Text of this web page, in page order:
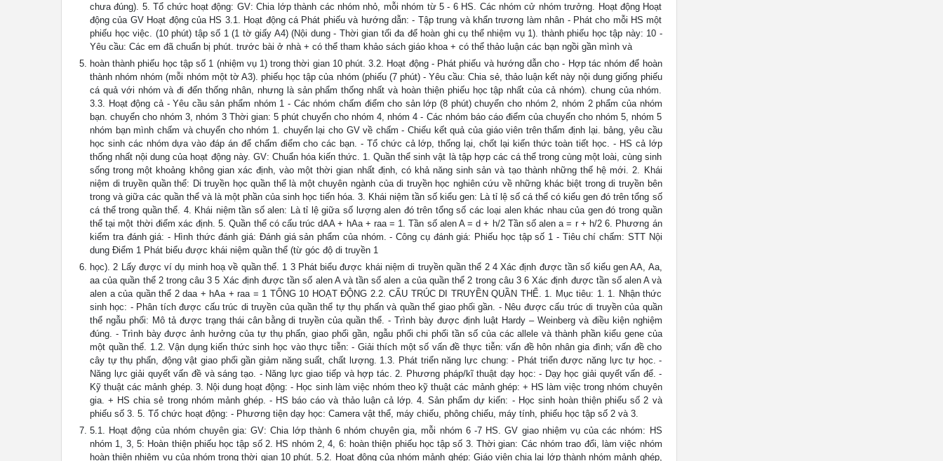
chưa đúng). 5. Tổ chức hoạt động: GV: Chia lớp thành các nhóm nhỏ, mỗi nhóm từ 5 - 6 HS. Các nhóm cử nhóm trưởng. Hoạt động Hoạt
động của GV Hoạt động của HS 3.1. Hoạt động cá Phát phiếu và hướng dẫn: - Tập trung và khẩn trương làm nhân - Phát cho mỗi HS một
phiếu học việc. (10 phút) tập số 1 (1 tờ giấy A4) (Nội dung - Thời gian tối đa để hoàn ghi cụ thể nhiệm vụ 1). thành phiếu học tập này: 10 -
Yêu cầu: Các em đã chuẩn bị phút. trước bài ở nhà + có thể tham khảo sách giáo khoa + có thể thảo luận các bạn ngồi gần mình và
hoàn thành phiếu học tập số 1 (nhiệm vụ 1) trong thời gian 10 phút. 3.2. Hoạt động - Phát phiếu và hướng dẫn cho - Hợp tác nhóm để hoàn
thành nhóm nhóm (mỗi nhóm một tờ A3). phiếu học tập của nhóm (phiếu (7 phút) - Yêu cầu: Chia sẻ, thảo luận kết này nội dung giống phiếu
cá quả với nhóm và đi đến thống nhân, nhưng là sản phẩm thống nhất và hoàn thiện phiếu học tập nhất của cả nhóm). chung của nhóm.
3.3. Hoạt động cả - Yêu cầu sản phẩm nhóm 1 - Các nhóm chấm điểm cho sản lớp (8 phút) chuyển cho nhóm 2, nhóm 2 phẩm của nhóm
bạn. chuyển cho nhóm 3, nhóm 3 Thời gian: 5 phút chuyển cho nhóm 4, nhóm 4 - Các nhóm báo cáo điểm của chuyển cho nhóm 5, nhóm 5
nhóm bạn mình chấm và chuyển cho nhóm 1. chuyển lại cho GV về chấm - Chiếu kết quả của giáo viên trên thẩm định lại. bảng, yêu cầu
học sinh các nhóm dựa vào đáp án để chấm điểm cho các bạn. - Tổ chức cả lớp, thống lại, chốt lại kiến thức toàn tiết học. - HS cả lớp
thống nhất nội dung của hoạt động này. GV: Chuẩn hóa kiến thức. 1. Quần thể sinh vật là tập hợp các cá thể trong cùng một loài, cùng sinh
sống trong một khoảng không gian xác định, vào một thời gian nhất định, có khả năng sinh sản và tạo thành những thế hệ mới. 2. Khái
niệm di truyền quần thể: Di truyền học quần thể là một chuyên ngành của di truyền học nghiên cứu về những khác biệt trong di truyền bên
trong và giữa các quần thể và là một phần của sinh học tiến hóa. 3. Khái niệm tần số kiểu gen: Là tỉ lệ số cá thể có kiểu gen đó trên tổng số
cá thể trong quần thể. 4. Khái niệm tần số alen: Là tỉ lệ giữa số lượng alen đó trên tổng số các loại alen khác nhau của gen đó trong quần
thể tại một thời điểm xác định. 5. Quần thể có cấu trúc dAA + hAa + raa = 1. Tần số alen A = d + h/2 Tần số alen a = r + h/2 6. Phương án
kiểm tra đánh giá: - Hình thức đánh giá: Đánh giá sản phẩm của nhóm. - Công cụ đánh giá: Phiếu học tập số 1 - Tiêu chí chấm: STT Nội
dung Điểm 1 Phát biểu được khái niệm quần thể (từ góc độ di truyền 1
học). 2 Lấy được ví dụ minh hoạ về quần thể. 1 3 Phát biểu được khái niệm di truyền quần thể 2 4 Xác định được tần số kiểu gen AA, Aa,
aa của quần thể 2 trong câu 3 5 Xác định được tần số alen A và tần số alen a của quần thể 2 trong câu 3 6 Xác định được tần số alen A và
alen a của quần thể 2 daa + hAa + raa = 1 TỔNG 10 HOẠT ĐỘNG 2.2. CẤU TRÚC DI TRUYỀN QUẦN THỂ. 1. Mục tiêu: 1. 1. Nhận thức
sinh học: - Phân tích được cấu trúc di truyền của quần thể tự thụ phấn và quần thể giao phối gần. - Nêu được cấu trúc di truyền của quần
thể ngẫu phối: Mô tả được trạng thái cân bằng di truyền của quần thể. - Trình bày được định luật Hardy – Weinberg và điều kiện nghiệm
đúng. - Trình bày được ảnh hưởng của tự thụ phấn, giao phối gần, ngẫu phối chi phối tần số của các allele và thành phần kiểu gene của
một quần thể. 1.2. Vận dụng kiến thức sinh học vào thực tiễn: - Giải thích một số vấn đề thực tiễn: vấn đề hôn nhân gia đình; vấn đề cho
cây tự thụ phấn, động vật giao phối gần giảm năng suất, chất lượng. 1.3. Phát triển năng lực chung: - Phát triển được năng lực tự học. -
Năng lực giải quyết vấn đề và sáng tạo. - Năng lực giao tiếp và hợp tác. 2. Phương pháp/kĩ thuật dạy học: - Dạy học giải quyết vấn để. -
Kỹ thuật các mảnh ghép. 3. Nội dung hoạt động: - Học sinh làm việc nhóm theo kỹ thuật các mảnh ghép: + HS làm việc trong nhóm chuyên
gia. + HS chia sẻ trong nhóm mảnh ghép. - HS báo cáo và thảo luận cả lớp. 4. Sản phẩm dự kiến: - Học sinh hoàn thiện phiếu số 2 và
phiếu số 3. 5. Tổ chức hoạt động: - Phương tiện dạy học: Camera vật thể, máy chiếu, phông chiếu, máy tính, phiếu học tập số 2 và 3.
5.1. Hoạt động của nhóm chuyên gia: GV: Chia lớp thành 6 nhóm chuyên gia, mỗi nhóm 6 -7 HS. GV giao nhiệm vụ của các nhóm: HS
nhóm 1, 3, 5: Hoàn thiện phiếu học tập số 2. HS nhóm 2, 4, 6: hoàn thiện phiếu học tập số 3. Thời gian: Các nhóm trao đổi, làm việc nhóm
hoàn thiện nhiệm vụ của nhóm trong thời gian 10 phút. 5.2. Hoạt động của nhóm mảnh ghép: Giáo viên chia lại lớp thành nhóm mảnh ghép,